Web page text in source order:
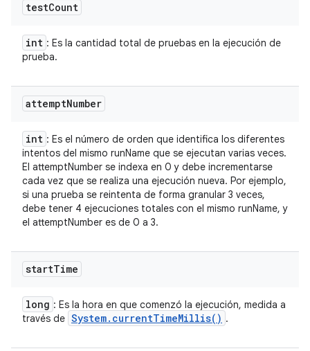
testCount
int : Es la cantidad total de pruebas en la ejecución de
prueba.
attemptNumber
int : Es el número de orden que identifica los diferentes
intentos del mismo runName que se ejecutan varias veces.
El attemptNumber se indexa en 0 y debe incrementarse
cada vez que se realiza una ejecución nueva. Por ejemplo,
si una prueba se reintenta de forma granular 3 veces,
debe tener 4 ejecuciones totales con el mismo runName, y
el attemptNumber es de 0 a 3.
startTime
long : Es la hora en que comenzó la ejecución, medida a
través de System. currentTimeMillis( ) .